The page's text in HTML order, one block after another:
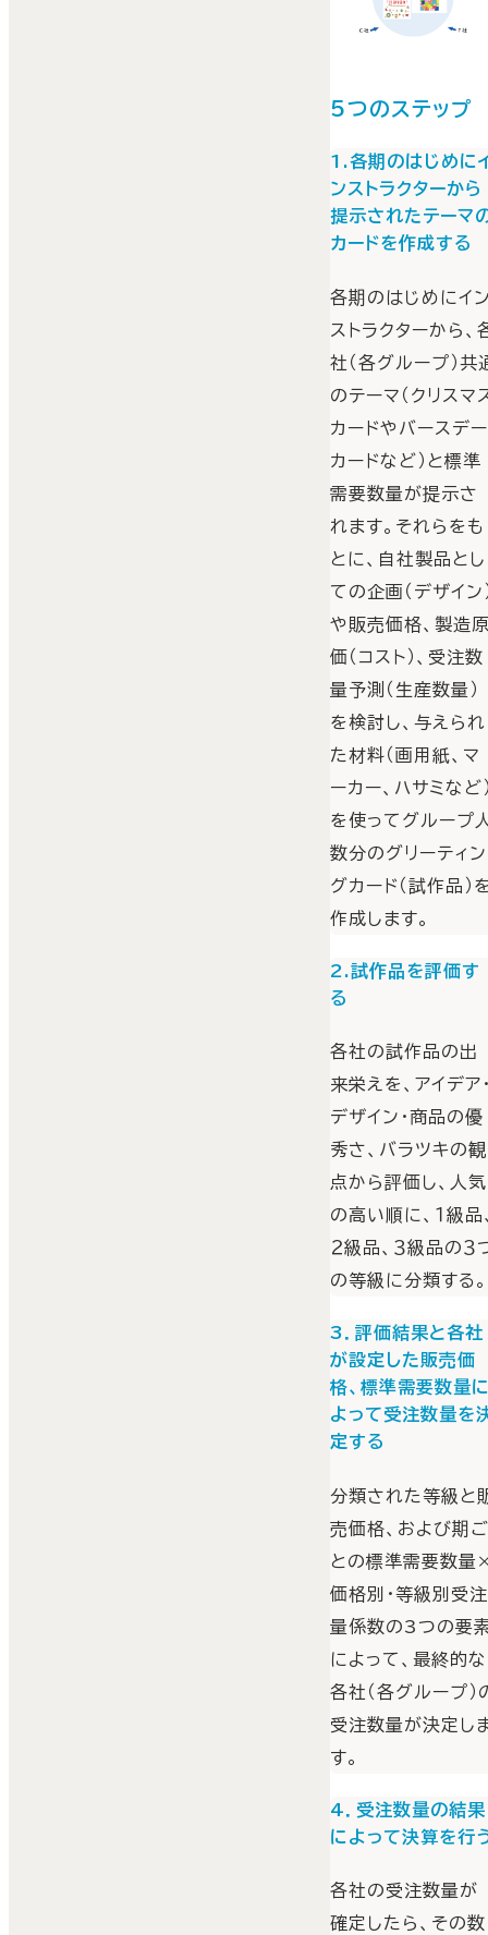
5つのステップ
1.各期のはじめに
ンストラクターから
提示されたテーマ
カードを作成する
各期のはじめにイ
ストラクターから、
社（各グループ）共
のテーマ（クリスマ
カードやバースデー
カードなど）と標準
需要数量が提示さ
れます。それらをも
とに、自社製品とし
ての企画（デザイン
や販売価格、製造
価（コスト）、受注数
量予測（生産数量）
を検討し、与えられ
た材料（画用紙、マ
ーカー、ハサミなど
を使ってグループ
数分のグリーティン
グカード（試作品）
作成します。
2.試作品を評価す
る
各社の試作品の出
来栄えを、アイデア
デザイン・商品の優
秀さ、バラツキの観
点から評価し、人気
の高い順に、１級品
２級品、３級品の３
の等級に分類する。
3．評価結果と各社
が設定した販売価
格、標準需要数量
よって受注数量を
定する
分類された等級と
売価格、および期
との標準需要数量
価格別・等級別受注
量係数の3つの要
によって、最終的な
各社（各グループ）
受注数量が決定し
す。
4．受注数量の結果
によって決算を行
各社の受注数量が
確定したら、その数